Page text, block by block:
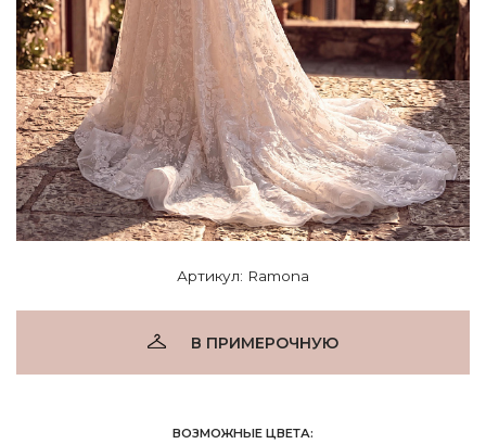
Артикул: Ramona
В ПРИМЕРОЧНУЮ
ВОЗМОЖНЫЕ ЦВЕТА: